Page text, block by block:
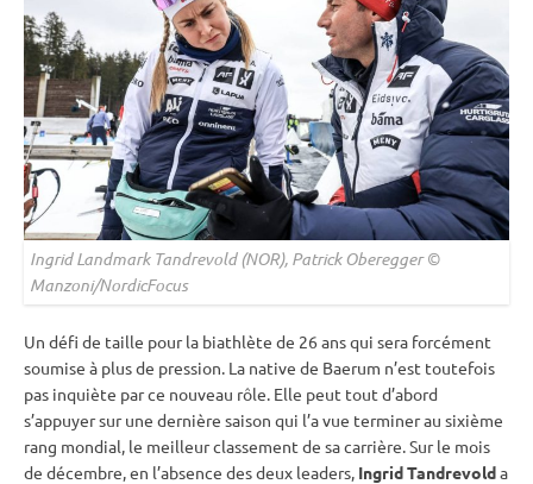
Ingrid Landmark Tandrevold (NOR), Patrick Oberegger ©
Manzoni/NordicFocus
Un défi de taille pour la biathlète de 26 ans qui sera forcément
soumise à plus de pression. La native de Baerum n’est toutefois
pas inquiète par ce nouveau rôle. Elle peut tout d’abord
s’appuyer sur une dernière saison qui l’a vue terminer au sixième
rang mondial, le meilleur classement de sa carrière. Sur le mois
de décembre, en l’absence des deux leaders, Ingrid Tandrevolda